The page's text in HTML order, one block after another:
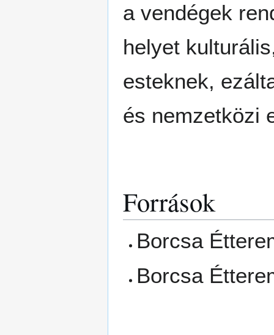
a vendégek
helyet
esteknek,
és nemzetközi
Források
Borcsa
Borcsa